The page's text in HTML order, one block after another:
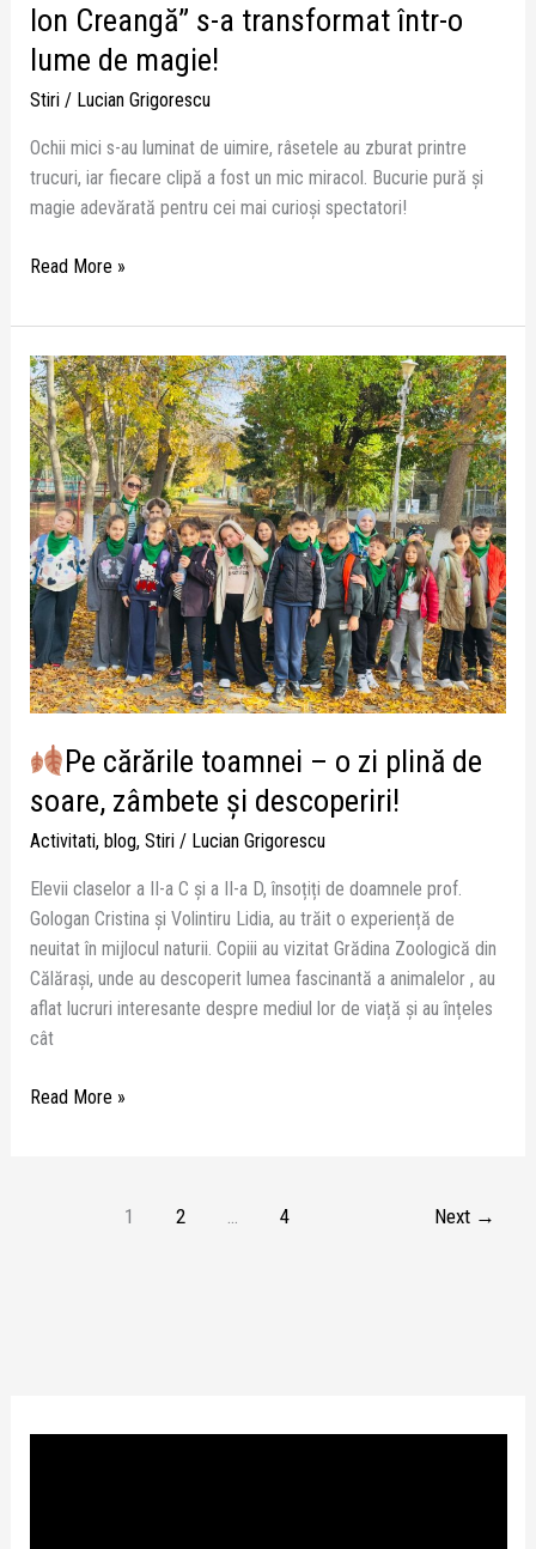
Ion Creangă” s-a transformat într-o
lume de magie!
Stiri/ Lucian Grigorescu
Ochii mici s-au luminat de uimire, râsetele au zburat printre
trucuri, iar fiecare clipă a fost un mic miracol. Bucurie pură și
magie adevărată pentru cei mai curioși spectatori!
Read More »
Pe cărările toamnei – o zi plină de
soare, zâmbete și descoperiri!
Activitati, blog, Stiri/ Lucian Grigorescu
Elevii claselor a II-a C și a II-a D, însoțiți de doamnele prof.
Gologan Cristina și Volintiru Lidia, au trăit o experiență de
neuitat în mijlocul naturii. Copiii au vizitat Grădina Zoologică din
Călărași, unde au descoperit lumea fascinantă a animalelor , au
aflat lucruri interesante despre mediul lor de viață și au înțeles
cât
Pe
cărările
toamnei
–
o
zi
plină
de
soare,
zâmbete
și
Read More »
1 2 … 4 Next →